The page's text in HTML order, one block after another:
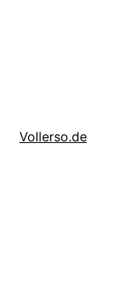
Vollerso.de